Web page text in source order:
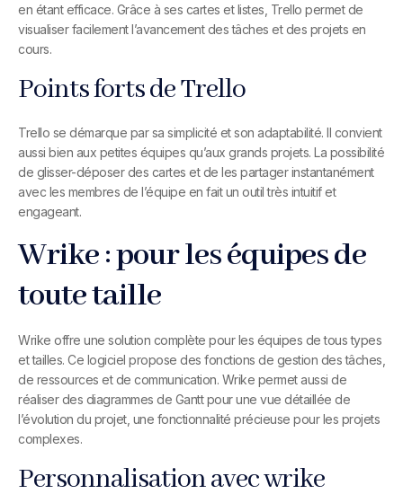
en étant efficace. Grâce à ses cartes et listes, Trello permet de
visualiser facilement l’avancement des tâches et des projets en
cours.
Points forts de Trello
Trello se démarque par sa simplicité et son adaptabilité. Il convient
aussi bien aux petites équipes qu’aux grands projets. La possibilité
de glisser-déposer des cartes et de les partager instantanément
avec les membres de l’équipe en fait un outil très intuitif et
engageant.
Wrike : pour les équipes de
toute taille
Wrike offre une solution complète pour les équipes de tous types
et tailles. Ce logiciel propose des fonctions de gestion des tâches,
de ressources et de communication. Wrike permet aussi de
réaliser des diagrammes de Gantt pour une vue détaillée de
l’évolution du projet, une fonctionnalité précieuse pour les projets
complexes.
Personnalisation avec wrike